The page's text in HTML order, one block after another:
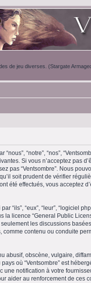
de jeu diverses. (Stargate
“notre”, “nos”,
Si vous n’acceptez pas
pas “Ventsombre”. Nous
soit prudent de vérifier
été effectués, vous acceptez
“ils”, “eux”, “leur”, “logiciel
la licence “General Public
seulement les discussions
comme contenu ou conduite
abusif, obscène, vulgaire,
où “Ventsombre” est
notification à votre
aider au renforcement de ces